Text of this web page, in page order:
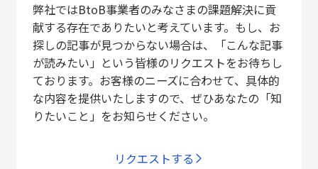
弊社ではBtoB事業者のみなさまの課題解決に貢
献する存在でありたいと考えています。もし、お
探しの記事が見つからない場合は、「こんな記事
が読みたい」という皆様のリクエストをお待ちし
ております。お客様のニーズに合わせて、具体的
な内容を提供いたしますので、ぜひあなたの「知
りたいこと」をお知らせください。
リクエストする